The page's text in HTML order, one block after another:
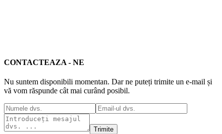
CONTACTEAZA - NE
Nu suntem disponibili momentan. Dar ne puteți trimite un e-mail și
vă vom răspunde cât mai curând posibil.
Trimite